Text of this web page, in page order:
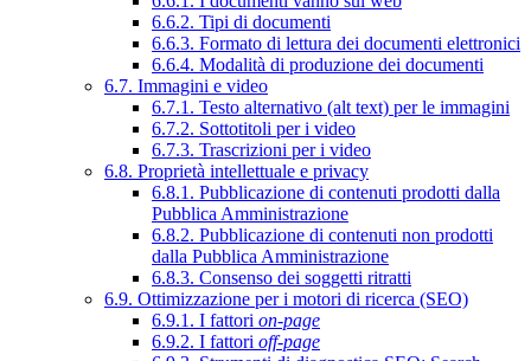
6.6.2. Tipi di documenti
6.6.3. Formato di lettura dei documenti elettronici
6.6.4. Modalità di produzione dei documenti
6.7. Immagini e video
6.7.1. Testo alternativo (alt text) per le immagini
6.7.2. Sottotitoli per i video
6.7.3. Trascrizioni per i video
6.8. Proprietà intellettuale e privacy
6.8.1. Pubblicazione di contenuti prodotti dalla
Pubblica Amministrazione
6.8.2. Pubblicazione di contenuti non prodotti
dalla Pubblica Amministrazione
6.8.3. Consenso dei soggetti ritratti
6.9. Ottimizzazione per i motori di ricerca (SEO)
6.9.1. I fattori on-page
6.9.2. I fattori off-page